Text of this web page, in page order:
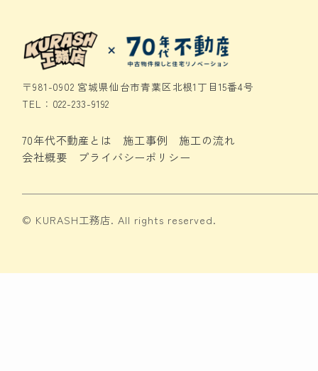
〒981-0902 宮城県仙台市青葉区北根1丁目15番4号
TEL：022-233-9192
70年代不動産とは 施工事例
施工の流れ
会社概要
プライバシーポリシー
© KURASH工務店. All rights reserved.